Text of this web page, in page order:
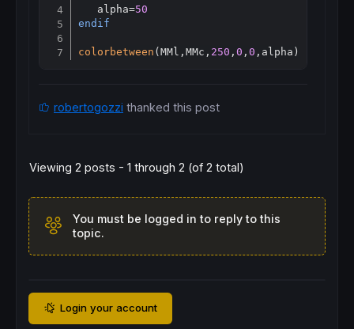
   alpha=
50
endif
colorbetween (MMl,MMc, 250 ,0 ,0 ,alpha)
robertogozzi thanked this post
Viewing 2 posts - 1 through 2 (of 2 total)
You must be logged in to reply to this
topic.
Login your account